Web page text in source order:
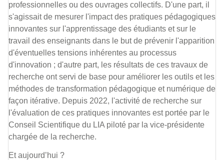
professionnelles ou des ouvrages collectifs. D'une part, il
s'agissait de mesurer l'impact des pratiques pédagogiques
innovantes sur l'apprentissage des étudiants et sur le
travail des enseignants dans le but de prévenir l'apparition
d'éventuelles tensions inhérentes au processus
d'innovation ; d'autre part, les résultats de ces travaux de
recherche ont servi de base pour améliorer les outils et les
méthodes de transformation pédagogique et numérique de
façon itérative. Depuis 2022, l'activité de recherche sur
l'évaluation de ces pratiques innovantes est portée par le
Conseil Scientifique du LIA piloté par la vice-présidente
chargée de la recherche.
Et aujourd’hui ?